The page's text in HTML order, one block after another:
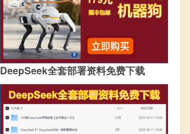
DeepSeek全套部署资料免费下载